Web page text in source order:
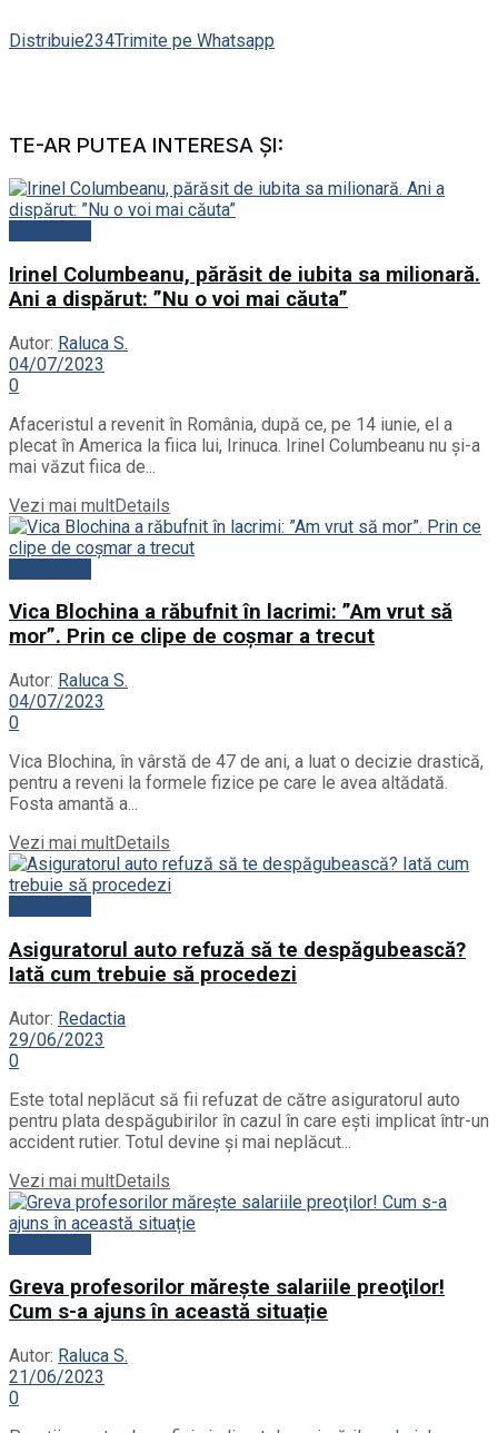
Distribuie234Trimite pe Whatsapp
TE-AR PUTEA INTERESA ȘI:
Irinel Columbeanu, părăsit de iubita sa milionară.
Ani a dispărut: ”Nu o voi mai căuta”
Autor: Raluca S.
04/07/2023
0
Afaceristul a revenit în România, după ce, pe 14 iunie, el a
plecat în America la fiica lui, Irinuca. Irinel Columbeanu nu și-a
mai văzut fiica de...
Vezi mai multDetails
Vica Blochina a răbufnit în lacrimi: ”Am vrut să
mor”. Prin ce clipe de coșmar a trecut
Autor: Raluca S.
04/07/2023
0
Vica Blochina, în vârstă de 47 de ani, a luat o decizie drastică,
pentru a reveni la formele fizice pe care le avea altădată.
Fosta amantă a...
Vezi mai multDetails
Asiguratorul auto refuză să te despăgubească?
Iată cum trebuie să procedezi
Autor: Redactia
29/06/2023
0
Este total neplăcut să fii refuzat de către asiguratorul auto
pentru plata despăgubirilor în cazul în care ești implicat într-un
accident rutier. Totul devine și mai neplăcut...
Vezi mai multDetails
Greva profesorilor măreşte salariile preoţilor!
Cum s-a ajuns în această situație
Autor: Raluca S.
21/06/2023
0